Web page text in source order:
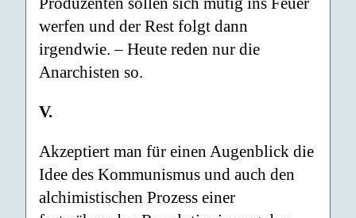
werfen und der Rest folgt dann
irgendwie. – Heute reden nur die
Anarchisten so.
V.
Akzeptiert man für einen Augenblick die
Idee des Kommunismus und auch den
alchimistischen Prozess einer